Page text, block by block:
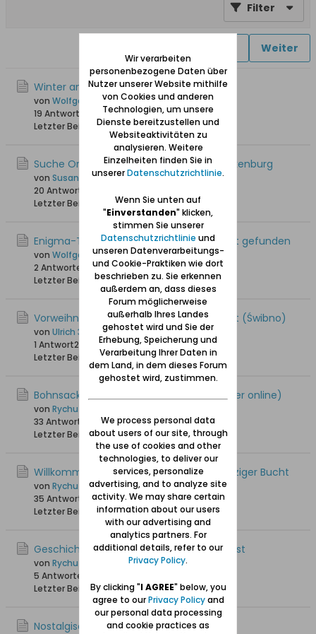
Filter
Weiter
Winter an der Weichsel
von Wolfgang
19 Antworten
32.114 Hits0 Likes
Letzter Beitrag12.01.2026, 11:29
Suche Orte in Schiewenhorst und Schnakenburg
von Susanna
20 Antworten
Letzter Beitrag
10.01.2026, 11:33
Enigma-Teile im Wald von Schiewenhorst gefunden
von Wolfgang
2 Antworten
3.193 Hits0 Likes
Letzter Beitrag14.12.2024, 22:36
Vorweihnachtszeit 2024 in Schiewenhorst (Świbno)
von Ulrich 31
1 Antwort2.221 Hits0 Likes
Letzter Beitrag
09.12.2024, 17:59
Bohnsacker Insel _ pogoda OnLine (Wetter online)
von Rychu
33 Antworten
38.287 Hits0 Likes
Letzter Beitrag16.02.2022, 18:41
Willkommen in der Weichsel mit der Danziger Bucht
von Rychu
35 Antworten28.363 Hits0 Likes
Letzter Beitrag08.02.2022, 12:51
Geschichte des Hafens von Schiewenhorst
von Rychu
5 Antworten
Letzter Beitrag 01.11.2017, 13:14
Nostalgische Erinnerungen
Wir verarbeiten
personenbezogene Daten über
Nutzer unserer Website mithilfe
von Cookies und anderen
Technologien, um unsere
Dienste bereitzustellen und
Websiteaktivitäten zu
analysieren. Weitere
Einzelheiten finden Sie in
unsererDatenschutzrichtlinie.
Wenn Sie unten auf
"Einverstanden" klicken,
stimmen Sie unserer
Datenschutzrichtlinie und
unseren Datenverarbeitungs-
und Cookie-Praktiken wie dort
beschrieben zu. Sie erkennen
außerdem an, dass dieses
Forum möglicherweise
außerhalb Ihres Landes
gehostet wird und Sie der
Erhebung, Speicherung und
Verarbeitung Ihrer Daten in
dem Land, in dem dieses Forum
gehostet wird, zustimmen.
We process personal data
about users of our site, through
the use of cookies and other
technologies, to deliver our
services, personalize
advertising, and to analyze site
activity. We may share certain
information about our users
with our advertising and
analytics partners. For
additional details, refer to our
Privacy Policy.
By clicking "I AGREE" below, you
agree to ourPrivacy Policyand
our personal data processing
and cookie practices as